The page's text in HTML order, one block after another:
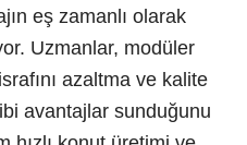
eş zamanlı olarak
Uzmanlar, modüler
azaltma ve kalite
avantajlar sunduğunu